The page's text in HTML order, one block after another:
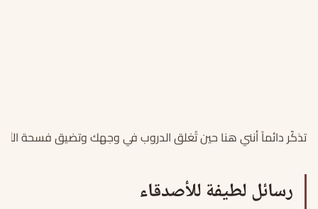
تذكّر دائماً أنني هنا حين تُغلق الدروب في وجهك وتضيق فسحة
رسائل لطيفة للأصدقاء